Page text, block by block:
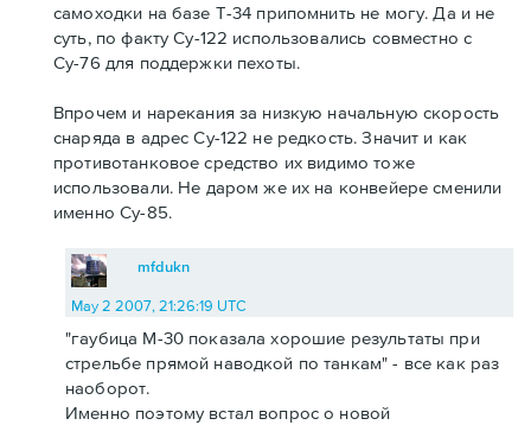
самоходки на базе Т-34 припомнить не могу. Да и не
суть, по факту Су-122 использовались совместно с
Су-76 для поддержки пехоты.
Впрочем и нарекания за низкую начальную скорость
снаряда в адрес Су-122 не редкость. Значит и как
противотанковое средство их видимо тоже
использовали. Не даром же их на конвейере сменили
именно Су-85.
mfdukn
May 2 2007, 21:26:19 UTC
"гаубица М-30 показала хорошие результаты при
стрельбе прямой наводкой по танкам" - все как раз
наоборот.
Именно поэтому встал вопрос о новой